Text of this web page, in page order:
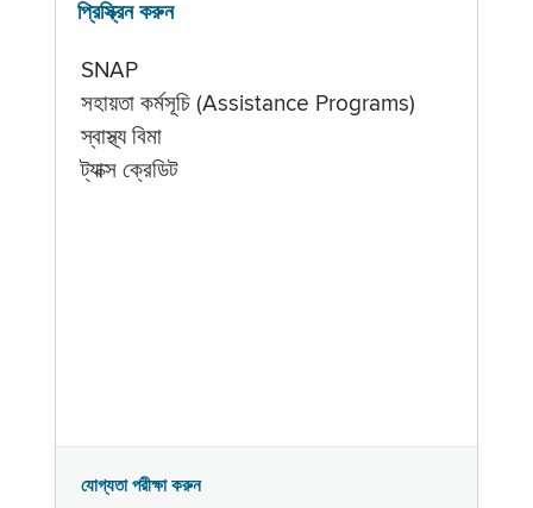
প্রিস্ক্রিন করুন
SNAP
সহায়তা কর্মসূচি (Assistance Programs)
স্বাস্থ্য বিমা
ট্যাক্স ক্রেডিট
যোগ্যতা পরীক্ষা করুন